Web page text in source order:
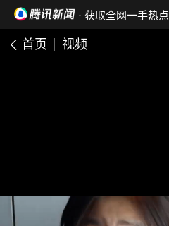
· 获取全网一手热点
首页 视频